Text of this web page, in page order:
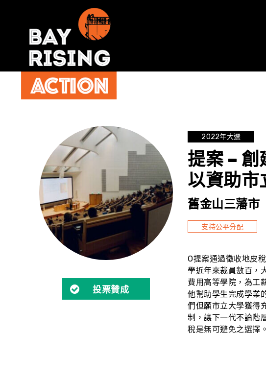
投票贊成
2022年大選
提案 –
以資助市
舊金山三藩市
支持公平分配
O提案通過徵收地皮
學近年來裁員數百，
費用高等學院，為工
他幫助學生完成學業
們但願市立大學獲得
制，讓下一代不論階
稅是無可避免之選擇。